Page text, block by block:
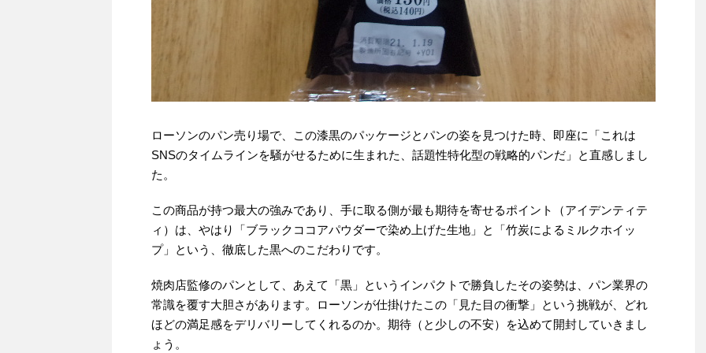
ローソンのパン売り場で、この漆黒のパッケージとパンの姿を見つけた時、即座に「これは
SNSのタイムラインを騒がせるために生まれた、話題性特化型の戦略的パンだ」と直感しまし
た。
この商品が持つ最大の強みであり、手に取る側が最も期待を寄せるポイント（アイデンティテ
ィ）は、やはり「ブラックココアパウダーで染め上げた生地」と「竹炭によるミルクホイッ
プ」という、徹底した黒へのこだわりです。
焼肉店監修のパンとして、あえて「黒」というインパクトで勝負したその姿勢は、パン業界の
常識を覆す大胆さがあります。ローソンが仕掛けたこの「見た目の衝撃」という挑戦が、どれ
ほどの満足感をデリバリーしてくれるのか。期待（と少しの不安）を込めて開封していきまし
ょう。